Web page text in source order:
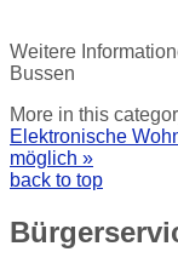
Weitere
Bussen
More in this
Elektronische
möglich »
back to top